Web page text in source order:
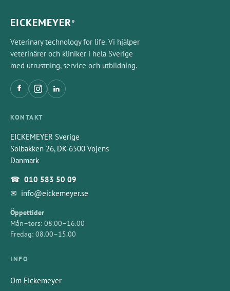
EICKEMEYER®
Veterinary technology for life. Vi hjälper
veterinärer och kliniker i hela Sverige
med utrustning, service och utbildning.
KONTAKT
EICKEMEYER Sverige
Solbakken 26, DK-6500 Vojens
Danmark
☎ 010 583 50 09
✉ info@eickemeyer.se
Öppettider
Mån–tors: 08.00–16.00
Fredag: 08.00–15.00
INFO
Om Eickemeyer